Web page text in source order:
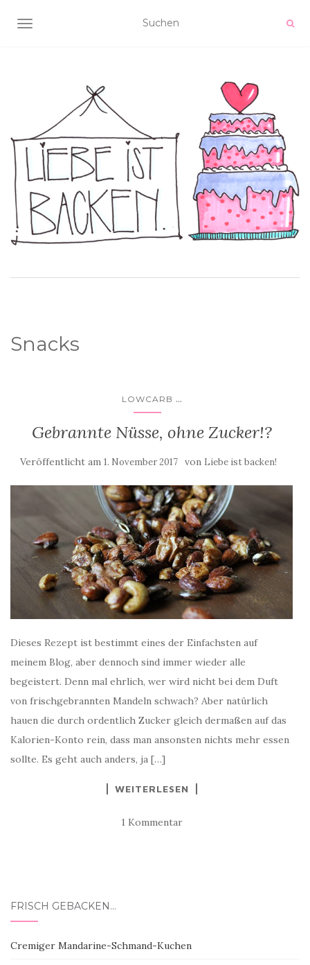
NAVIGATION UMSCHALTEN
Snacks
LOWCARB ...
Gebrannte Nüsse, ohne Zucker!?
Veröffentlicht am 1. November 2017 von Liebe ist backen!
Dieses Rezept ist bestimmt eines der Einfachsten auf
meinem Blog, aber dennoch sind immer wieder alle
begeistert. Denn mal ehrlich, wer wird nicht bei dem Duft
von frischgebrannten Mandeln schwach? Aber natürlich
hauen die durch ordentlich Zucker gleich dermaßen auf das
Kalorien-Konto rein, dass man ansonsten nichts mehr essen
sollte. Es geht auch anders, ja […]
WEITERLESEN
1 Kommentar
FRISCH GEBACKEN…
Cremiger Mandarine-Schmand-Kuchen